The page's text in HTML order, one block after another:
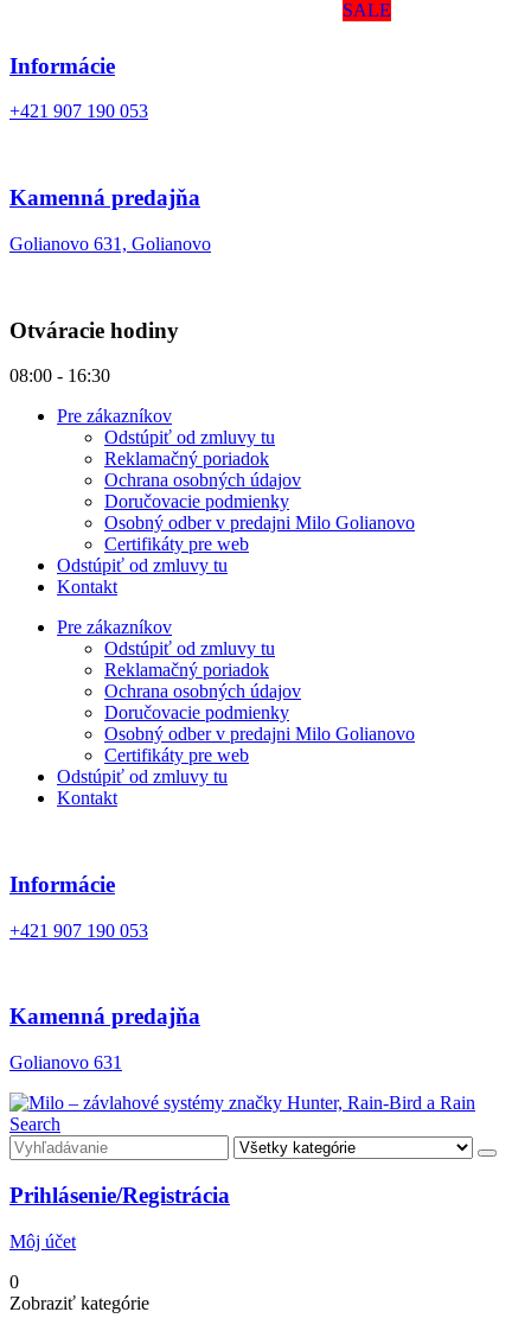
Informácie
+421 907 190 053
Kamenná predajňa
Golianovo 631, Golianovo
Otváracie hodiny
08:00 - 16:30
Pre zákazníkov
Odstúpiť od zmluvy tu
Reklamačný poriadok
Ochrana osobných údajov
Doručovacie podmienky
Osobný odber v predajni Milo Golianovo
Certifikáty pre web
Odstúpiť od zmluvy tu
Kontakt
Pre zákazníkov
Odstúpiť od zmluvy tu
Reklamačný poriadok
Ochrana osobných údajov
Doručovacie podmienky
Osobný odber v predajni Milo Golianovo
Certifikáty pre web
Odstúpiť od zmluvy tu
Kontakt
Informácie
+421 907 190 053
Kamenná predajňa
Golianovo 631
Search
Prihlásenie/Registrácia
Môj účet
0
Zobraziť kategórie
SALE